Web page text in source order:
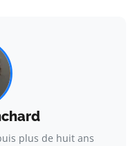
plus de huit ans